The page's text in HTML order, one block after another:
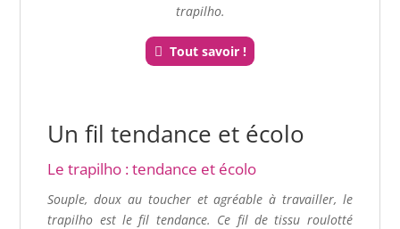
trapilho.
Tout savoir !
Un fil tendance et écolo
Le trapilho : tendance et écolo
Souple, doux au toucher et agréable à travailler, le
trapilho est le fil tendance. Ce fil de tissu roulotté